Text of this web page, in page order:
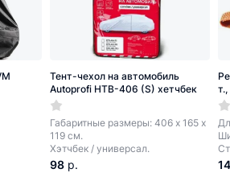
Тент-чехол на автомобиль
Autoprofi HTB-406 (S) хетчбек
Габаритные размеры: 406 х 165 х
119 см.
Хэтчбек / универсал.
98 р. 14